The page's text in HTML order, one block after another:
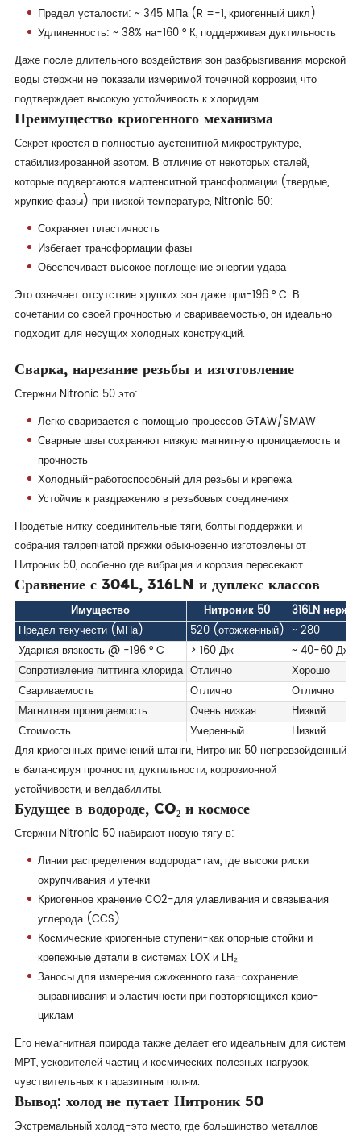
Предел усталости: ~ 345 МПа (R =-1, криогенный цикл)
Удлиненность: ~ 38% на-160 ° К, поддерживая дуктильность
Даже после длительного воздействия зон разбрызгивания морской
воды стержни не показали измеримой точечной коррозии, что
подтверждает высокую устойчивость к хлоридам.
Преимущество криогенного механизма
Секрет кроется в полностью аустенитной микроструктуре,
стабилизированной азотом. В отличие от некоторых сталей,
которые подвергаются мартенситной трансформации (твердые,
хрупкие фазы) при низкой температуре, Nitronic 50:
Сохраняет пластичность
Избегает трансформации фазы
Обеспечивает высокое поглощение энергии удара
Это означает отсутствие хрупких зон даже при-196 ° C. В
сочетании со своей прочностью и свариваемостью, он идеально
подходит для несущих холодных конструкций.
Сварка, нарезание резьбы и изготовление
Стержни Nitronic 50 это:
Легко сваривается с помощью процессов GTAW/SMAW
Сварные швы сохраняют низкую магнитную проницаемость и
прочность
Холодный-работоспособный для резьбы и крепежа
Устойчив к раздражению в резьбовых соединениях
Продетые нитку соединительные тяги, болты поддержки, и
собрания талрепчатой пряжки обыкновенно изготовлены от
Нитроник 50, особенно где вибрация и корозия пересекают.
Сравнение с 304L, 316LN и дуплекс классов
Имущество Нитроник 50
316LN
Предел текучести (МПа)
520 (отожженный) ~ 280
Ударная вязкость @ -196 ° C
> 160 Дж
~ 40-60 Дж
Сопротивление питтинга хлорида Отлично
Хорошо
Свариваемость
Отлично
Отлично
Магнитная проницаемость
Очень низкая
Низкий
Стоимость
Умеренный
Низкий
Для криогенных применений штанги, Нитроник 50 непревзойденный
в балансируя прочности, дуктильности, коррозионной
устойчивости, и велдабилиты.
Будущее в водороде, CO₂ и космосе
Стержни Nitronic 50 набирают новую тягу в:
Линии распределения водорода-там, где высоки риски
охрупчивания и утечки
Криогенное хранение CO2-для улавливания и связывания
углерода (CCS)
Космические криогенные ступени-как опорные стойки и
крепежные детали в системах LOX и LH₂
Заносы для измерения сжиженного газа-сохранение
выравнивания и эластичности при повторяющихся крио-
циклам
Его немагнитная природа также делает его идеальным для систем
МРТ, ускорителей частиц и космических полезных нагрузок,
чувствительных к паразитным полям.
Вывод: холод не путает Нитроник 50
Экстремальный холод-это место, где большинство металлов